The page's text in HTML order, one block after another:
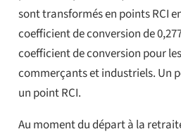
sont transformés en points RCI
coefficient de conversion de
coefficient de conversion pour
commerçants et industriels. Un
un point RCI.
Au moment du départ à la